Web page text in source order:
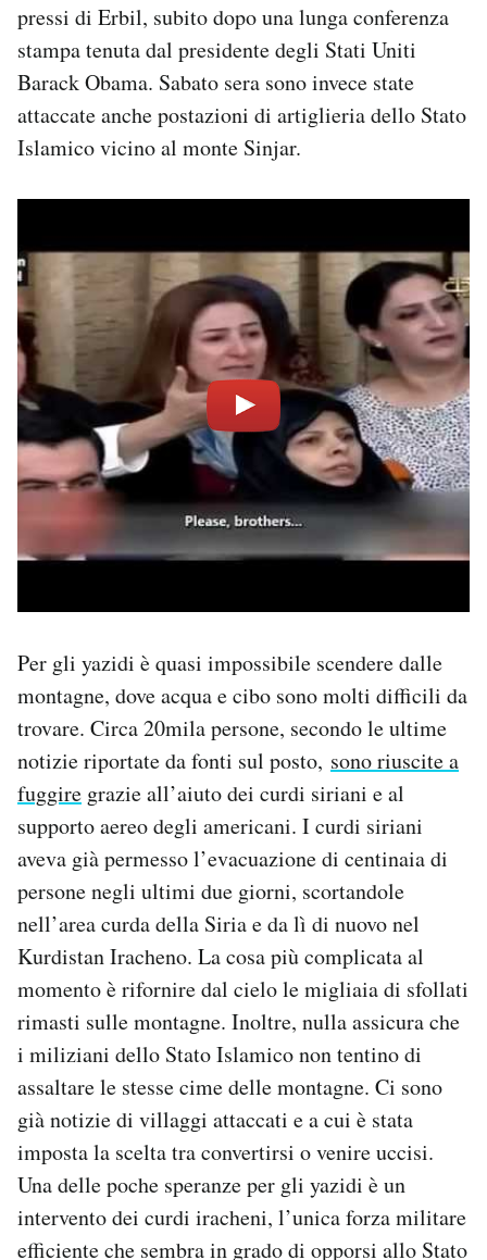
pressi di Erbil, subito dopo una lunga conferenza
stampa tenuta dal presidente degli Stati Uniti
Barack Obama. Sabato sera sono invece state
attaccate anche postazioni di artiglieria dello Stato
Islamico vicino al monte Sinjar.
Per gli yazidi è quasi impossibile scendere dalle
montagne, dove acqua e cibo sono molti difficili da
trovare. Circa 20mila persone, secondo le ultime
notizie riportate da fonti sul posto, sono riuscite a
fuggire grazie all’aiuto dei curdi siriani e al
supporto aereo degli americani. I curdi siriani
aveva già permesso l’evacuazione di centinaia di
persone negli ultimi due giorni, scortandole
nell’area curda della Siria e da lì di nuovo nel
Kurdistan Iracheno. La cosa più complicata al
momento è rifornire dal cielo le migliaia di sfollati
rimasti sulle montagne. Inoltre, nulla assicura che
i miliziani dello Stato Islamico non tentino di
assaltare le stesse cime delle montagne. Ci sono
già notizie di villaggi attaccati e a cui è stata
imposta la scelta tra convertirsi o venire uccisi.
Una delle poche speranze per gli yazidi è un
intervento dei curdi iracheni, l’unica forza militare
efficiente che sembra in grado di opporsi allo Stato